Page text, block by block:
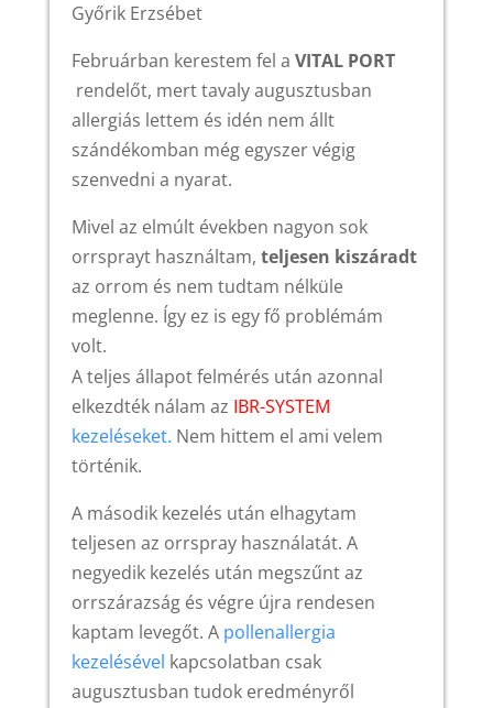
Győrik Erzsébet
Februárban kerestem fel a VITAL PORT
rendelőt, mert tavaly augusztusban
allergiás lettem és idén nem állt
szándékomban még egyszer végig
szenvedni a nyarat.
Mivel az elmúlt években nagyon sok
orrsprayt használtam, teljesen kiszáradt
az orrom és nem tudtam nélküle
meglenne. Így ez is egy fő problémám
volt.
A teljes állapot felmérés után azonnal
elkezdték nálam az IBR-SYSTEM
kezeléseket. Nem hittem el ami velem
történik.
A második kezelés után elhagytam
teljesen az orrspray használatát. A
negyedik kezelés után megszűnt az
orrszárazság és végre újra rendesen
kaptam levegőt. A pollenallergia
kezelésével kapcsolatban csak
augusztusban tudok eredményről